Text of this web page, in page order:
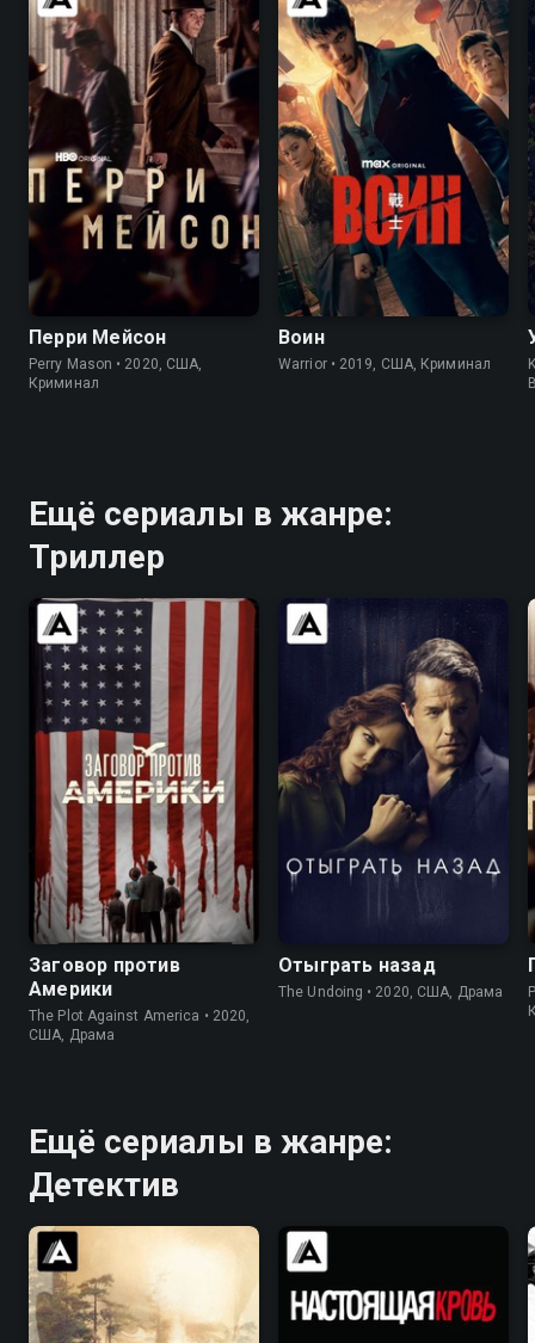
Перри Мейсон
Perry Mason • 2020, США,
Криминал
8.2 8.4
Воин
Warrior • 2019, США, Криминал
Ещё сериалы в жанре:
Триллер
6.7 7.3
Заговор против
Америки
The Plot Against America • 2020,
США, Драма
Отыграть назад
The Undoing • 2020, США, Драма
Ещё сериалы в жанре:
Детектив